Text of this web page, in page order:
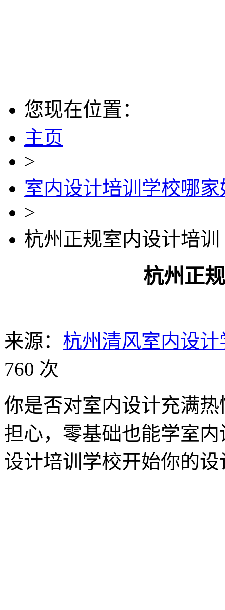
您现在位置：
主页
>
室内设计培训学校哪家
>
杭州正规室内设计培训
杭州正
来源： 杭州清风室内设计
760 次
你是否对室内设计充满
担心，零基础也能学室
设计培训学校开始你的